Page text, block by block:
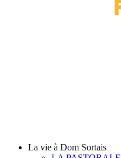
La vie à Dom Sortais